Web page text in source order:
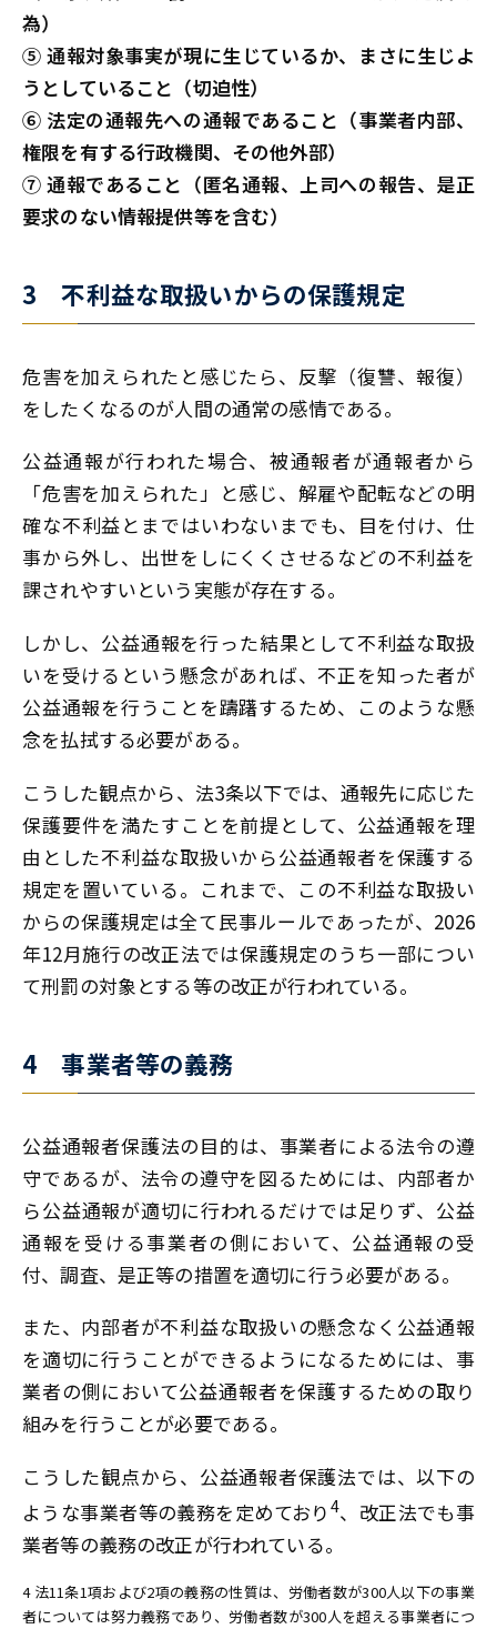
為）
⑤ 通報対象事実が現に生じているか、まさに生じよ
うとしていること（切迫性）
⑥ 法定の通報先への通報であること（事業者内部、
権限を有する行政機関、その他外部）
⑦ 通報であること（匿名通報、上司への報告、是正
要求のない情報提供等を含む）
3 不利益な取扱いからの保護規定
危害を加えられたと感じたら、反撃（復讐、報復）
をしたくなるのが人間の通常の感情である。
公益通報が行われた場合、被通報者が通報者から
「危害を加えられた」と感じ、解雇や配転などの明
確な不利益とまではいわないまでも、目を付け、仕
事から外し、出世をしにくくさせるなどの不利益を
課されやすいという実態が存在する。
しかし、公益通報を行った結果として不利益な取扱
いを受けるという懸念があれば、不正を知った者が
公益通報を行うことを躊躇するため、このような懸
念を払拭する必要がある。
こうした観点から、法3条以下では、通報先に応じた
保護要件を満たすことを前提として、公益通報を理
由とした不利益な取扱いから公益通報者を保護する
規定を置いている。これまで、この不利益な取扱い
からの保護規定は全て民事ルールであったが、2026
年12月施行の改正法では保護規定のうち一部につい
て刑罰の対象とする等の改正が行われている。
4 事業者等の義務
公益通報者保護法の目的は、事業者による法令の遵
守であるが、法令の遵守を図るためには、内部者か
ら公益通報が適切に行われるだけでは足りず、公益
通報を受ける事業者の側において、公益通報の受
付、調査、是正等の措置を適切に行う必要がある。
また、内部者が不利益な取扱いの懸念なく公益通報
を適切に行うことができるようになるためには、事
業者の側において公益通報者を保護するための取り
組みを行うことが必要である。
こうした観点から、公益通報者保護法では、以下の
ような事業者等の義務を定めており 4、改正法でも事
業者等の義務の改正が行われている。
4 法11条1項および2項の義務の性質は、労働者数が300人以下の事業
者については努力義務であり、労働者数が300人を超える事業者につ